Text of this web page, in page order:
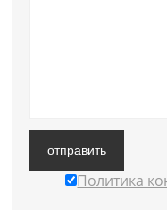
отправить
Политика